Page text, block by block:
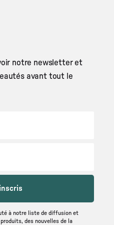
notre newsletter et
avant tout le
à notre liste de diffusion et
des nouvelles de la